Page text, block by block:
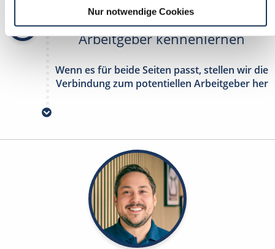
Nur notwendige Cookies
3
Arbeitgeber kennenlernen
Wenn es für beide Seiten passt, stellen wir die
Verbindung zum potentiellen Arbeitgeber her